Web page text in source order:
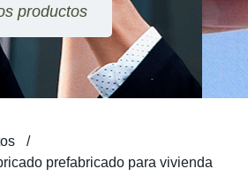
prefabricado para vivienda